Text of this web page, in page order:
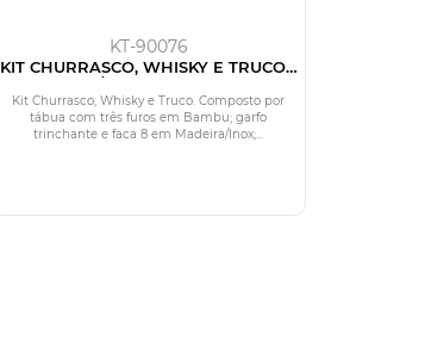
KT-90076
KIT CHURRASCO, WHISKY E TRUCO -
8 PÇS - C/ JOGO DE BARALHO
Kit Churrasco, Whisky e Truco. Composto por
tábua com três furos em Bambu; garfo
trinchante e faca 8 em Madeira/Inox;...